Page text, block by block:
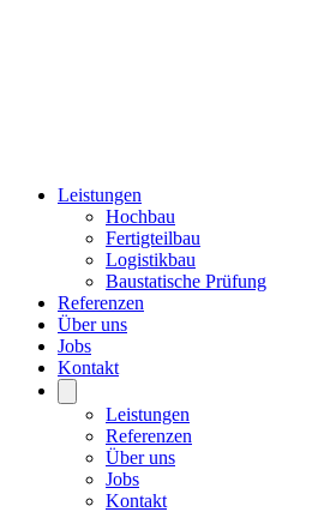
Leistungen
Hochbau
Fertigteilbau
Logistikbau
Baustatische Prüfung
Referenzen
Über uns
Jobs
Kontakt
Leistungen
Referenzen
Über uns
Jobs
Kontakt